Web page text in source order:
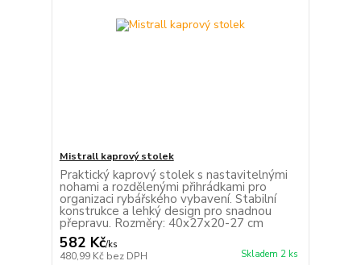
Mistrall kaprový stolek
Praktický kaprový stolek s nastavitelnými
nohami a rozdělenými přihrádkami pro
organizaci rybářského vybavení. Stabilní
konstrukce a lehký design pro snadnou
přepravu. Rozměry: 40x27x20-27 cm
582 Kč/ks
480,99 Kč bez DPH Skladem 2 ks